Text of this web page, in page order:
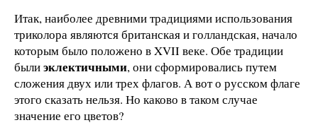
Итак, наиболее древними традициями использования
триколора являются британская и голландская, начало
которым было положено в XVII веке. Обе традиции
былиэклектичными, они сформировались путем
сложения двух или трех флагов. А вот о русском флаге
этого сказать нельзя. Но каково в таком случае
значение его цветов?